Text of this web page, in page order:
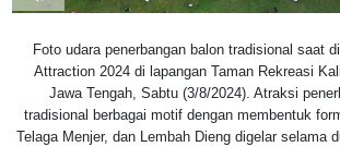
Foto udara penerbangan balon tradisional saat
Attraction 2024 di lapangan Taman Rekreasi
Jawa Tengah, Sabtu (3/8/2024). Atraksi
tradisional berbagai motif dengan membentuk
Telaga Menjer, dan Lembah Dieng digelar selama